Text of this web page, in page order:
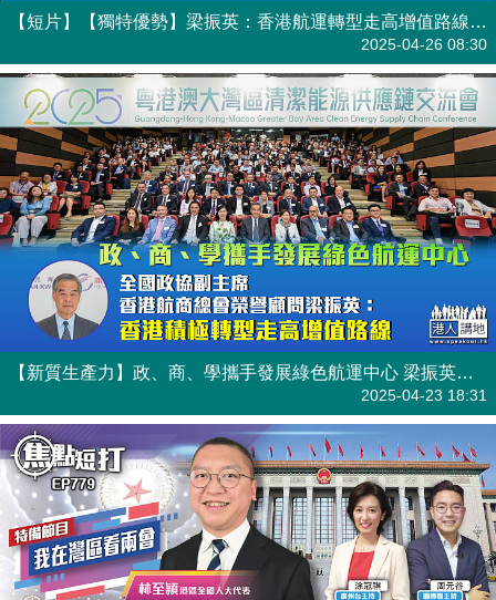
【短片】【獨特優勢】梁振英：香港航運轉型走高增值路線 林詩鍵：發展綠色航運提升中轉港地位
2025-04-26 08:30
【新質生產力】政、商、學攜手發展綠色航運中心 梁振英：香港積極轉型走高增值路線
2025-04-23 18:31